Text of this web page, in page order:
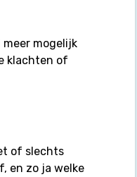
mogelijk
klachten of
of slechts
en zo ja welke